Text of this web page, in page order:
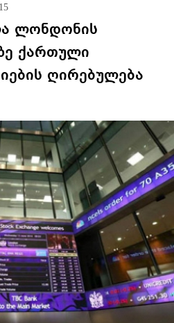
ლონდონის
ქართული
ღირებულება